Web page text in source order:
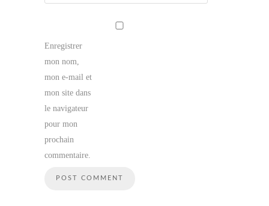
Enregistrer
mon nom,
mon e-mail et
mon site dans
le navigateur
pour mon
prochain
commentaire.